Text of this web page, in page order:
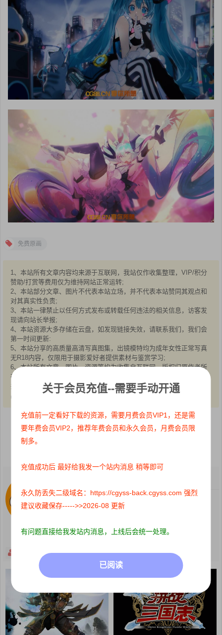
免费原画
1、本站所有文章内容均来源于互联网，我站仅作收集整理，VIP/积分
赞助/打赏等费用仅为维持网站正常运转;
2、本站部分文章、图片不代表本站立场，并不代表本站赞同其观点和
对其真实性负责;
3、本站一律禁止以任何方式发布或转载任何违法的相关信息，访客发
现请向站长举报;
4、本站资源大多存储在云盘，如发现链接失效，请联系我们，我们会
第一时间更新:
5、本站分享的高质量高清写真图集，出镜模特均为成年女性正常写真
无R18内容，仅限用于摄影爱好者提供素材与鉴赏学习;
6、本站所有文章、图片、资源等均为收集自互联网，版权归原作者所
有。仅作为个人学习、研究以及欣赏!请在下载后24小时内删除。
共同维护和谐健康的互联网!如果您发现本站上有侵犯您的权益的作
品，请与我们取得联系，我们会及时删除或者修改。
点赞0 收藏 0
主页 打赏
关于会员充值--需要手动开通
充值前一定看好下载的资源，需要月费会员VIP1，还是需
要年费会员VIP2，推荐年费会员和永久会员，月费会员限
制多。
充值成功后 最好给我发一个站内消息 稍等即可
永久防丢失二级域名：https://cgyss-back.cgyss.com 强烈
建议收藏保存----->>2026-08 更新
有问题直接给我发站内消息，上线后会统一处理。
已阅读